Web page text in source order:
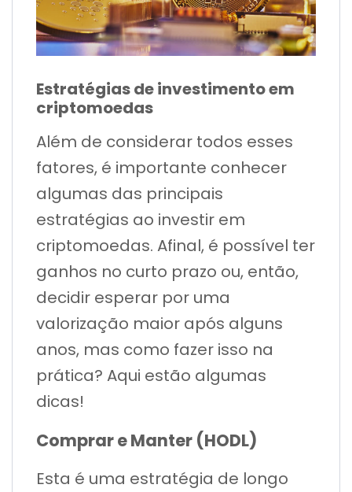
Estratégias de investimento em
criptomoedas
Além de considerar todos esses
fatores, é importante conhecer
algumas das principais
estratégias ao investir em
criptomoedas. Afinal, é possível ter
ganhos no curto prazo ou, então,
decidir esperar por uma
valorização maior após alguns
anos, mas como fazer isso na
prática? Aqui estão algumas
dicas!
Comprar e Manter (HODL)
Esta é uma estratégia de longo